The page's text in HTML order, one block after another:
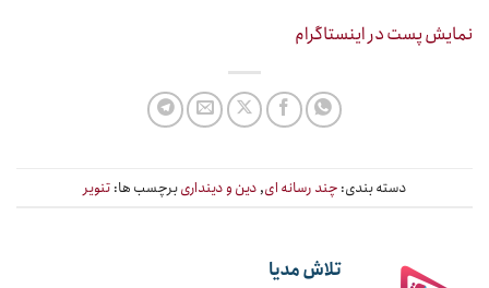
نمایش پست در اینستاگرام
دسته بندی: چند رسانه ای, دین و دینداریبرچسب ها: تنویر
تلاش مدیا